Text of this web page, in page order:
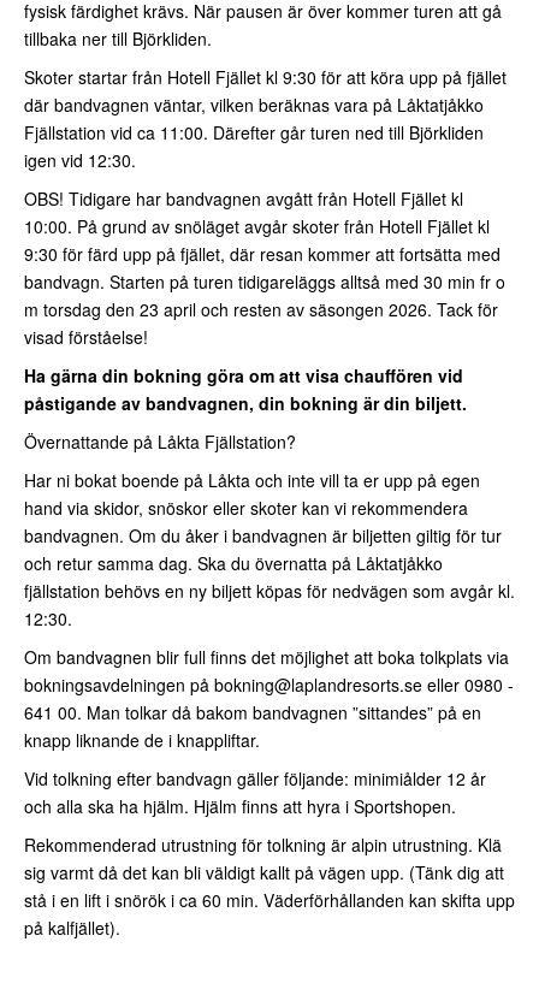
fysisk färdighet krävs. När pausen är över kommer turen att gå
tillbaka ner till Björkliden.
Skoter startar från Hotell Fjället kl 9:30 för att köra upp på fjället
där bandvagnen väntar, vilken beräknas vara på Låktatjåkko
Fjällstation vid ca 11:00. Därefter går turen ned till Björkliden
igen vid 12:30.
OBS! Tidigare har bandvagnen avgått från Hotell Fjället kl
10:00. På grund av snöläget avgår skoter från Hotell Fjället kl
9:30 för färd upp på fjället, där resan kommer att fortsätta med
bandvagn. Starten på turen tidigareläggs alltså med 30 min fr o
m torsdag den 23 april och resten av säsongen 2026. Tack för
visad förståelse!
Ha gärna din bokning göra om att visa chauffören vid
påstigande av bandvagnen, din bokning är din biljett.
Övernattande på Låkta Fjällstation?
Har ni bokat boende på Låkta och inte vill ta er upp på egen
hand via skidor, snöskor eller skoter kan vi rekommendera
bandvagnen. Om du åker i bandvagnen är biljetten giltig för tur
och retur samma dag. Ska du övernatta på Låktatjåkko
fjällstation behövs en ny biljett köpas för nedvägen som avgår kl.
12:30.
Om bandvagnen blir full finns det möjlighet att boka tolkplats via
bokningsavdelningen på bokning@laplandresorts.se eller 0980 -
641 00. Man tolkar då bakom bandvagnen ”sittandes” på en
knapp liknande de i knappliftar.
Vid tolkning efter bandvagn gäller följande: minimiålder 12 år
och alla ska ha hjälm. Hjälm finns att hyra i Sportshopen.
Rekommenderad utrustning för tolkning är alpin utrustning. Klä
sig varmt då det kan bli väldigt kallt på vägen upp. (Tänk dig att
stå i en lift i snörök i ca 60 min. Väderförhållanden kan skifta upp
på kalfjället).